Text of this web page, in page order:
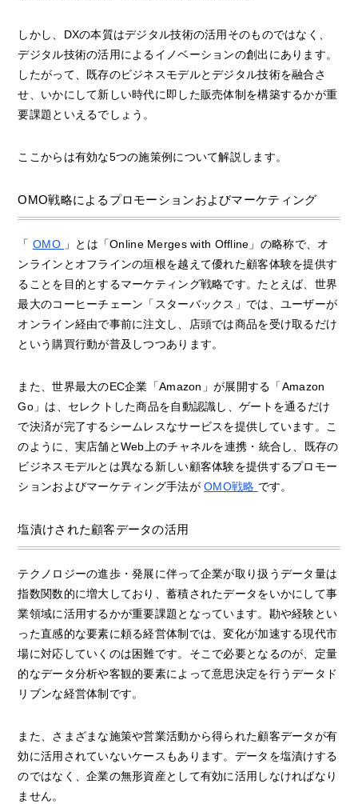
しかし、DXの本質はデジタル技術の活用そのものではなく、
デジタル技術の活用によるイノベーションの創出にあります。
したがって、既存のビジネスモデルとデジタル技術を融合さ
せ、いかにして新しい時代に即した販売体制を構築するかが重
要課題といえるでしょう。
ここからは有効な5つの施策例について解説します。
OMO戦略によるプロモーションおよびマーケティング
「 OMO 」とは「Online Merges with Offline」の略称で、オ
ンラインとオフラインの垣根を越えて優れた顧客体験を提供す
ることを目的とするマーケティング戦略です。たとえば、世界
最大のコーヒーチェーン「スターバックス」では、ユーザーが
オンライン経由で事前に注文し、店頭では商品を受け取るだけ
という購買行動が普及しつつあります。
また、世界最大のEC企業「Amazon」が展開する「Amazon
Go」は、セレクトした商品を自動認識し、ゲートを通るだけ
で決済が完了するシームレスなサービスを提供しています。こ
のように、実店舗とWeb上のチャネルを連携・統合し、既存の
ビジネスモデルとは異なる新しい顧客体験を提供するプロモー
ションおよびマーケティング手法がOMO戦略 です。
塩漬けされた顧客データの活用
テクノロジーの進歩・発展に伴って企業が取り扱うデータ量は
指数関数的に増大しており、蓄積されたデータをいかにして事
業領域に活用するかが重要課題となっています。勘や経験とい
った直感的な要素に頼る経営体制では、変化が加速する現代市
場に対応していくのは困難です。そこで必要となるのが、定量
的なデータ分析や客観的要素によって意思決定を行うデータド
リブンな経営体制です。
また、さまざまな施策や営業活動から得られた顧客データが有
効に活用されていないケースもあります。データを塩漬けする
のではなく、企業の無形資産として有効に活用しなければなり
ません。